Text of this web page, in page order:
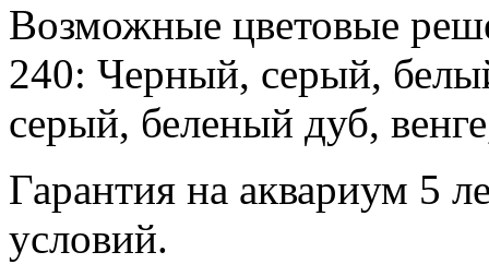
Возможные цветовые
240: Черный, серый,
серый, беленый дуб,
Гарантия на аквариум 5
условий.